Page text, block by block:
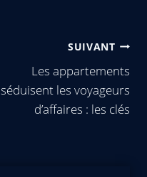
SUIVANT
Les appartements
séduisent les voyageurs
d’affaires : les clés